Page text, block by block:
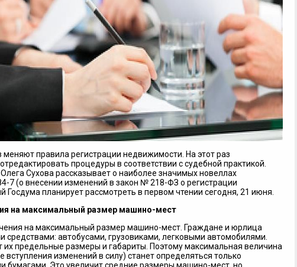
меняют правила регистрации недвижимости. На этот раз
процедуры в соответствии с судебной практикой.
Сухова рассказывает о наиболее значимых новеллах
7 (о внесении изменений в закон № 218-ФЗ о регистрации
Госдума планирует рассмотреть в первом чтении сегодня, 21 июня.
на максимальный размер машино-мест
на максимальный размер машино-мест. Граждане и юрлица
средствами: автобусами, грузовиками, легковыми автомобилями.
их предельные размеры и габариты. Поэтому максимальная величина
вступления изменений в силу) станет определяться только